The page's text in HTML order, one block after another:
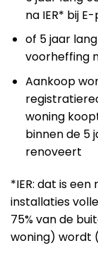
na IER* bij
of 5 jaar
voorheffing
Aankoop
woning
binnen de 5
renoveert
*IER: dat is
installaties
75% van de
woning) wordt